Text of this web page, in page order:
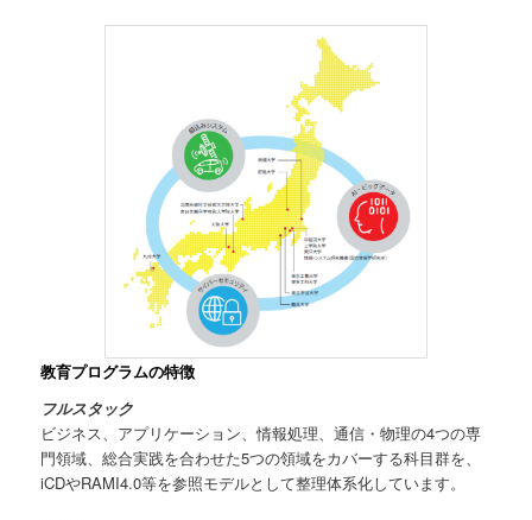
教育プログラムの特徴
フルスタック
ビジネス、アプリケーション、情報処理、通信・物理の4つの専
門領域、総合実践を合わせた5つの領域をカバーする科目群を、
iCDやRAMI4.0等を参照モデルとして整理体系化しています。